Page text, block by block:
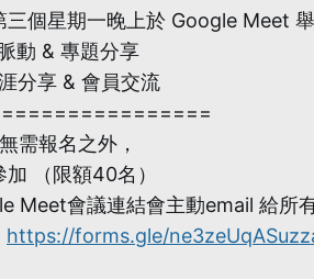
三個星期一晚上於 Google Meet
& 專題分享
& 會員交流
需報名之外，
（限額40名）
Meet會議連結會主動email 給所
https://forms.gle/